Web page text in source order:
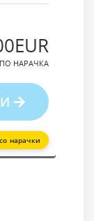
НАРАЧКА
нарачки